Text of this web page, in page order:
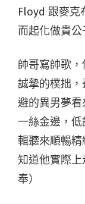
Floyd 跟麥克
而起化做貴公
帥哥寫帥歌
誠摯的樸拙
避的異男夢
一絲金邊，
輯聽來順暢
知道他實際
奉）